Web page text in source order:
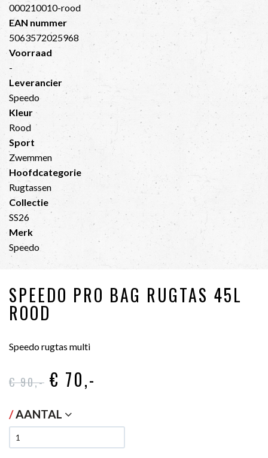
000210010-rood
EAN nummer
5063572025968
Voorraad
-
Leverancier
Speedo
Kleur
Rood
Sport
Zwemmen
Hoofdcategorie
Rugtassen
Collectie
SS26
Merk
Speedo
SPEEDO PRO BAG RUGTAS 45L
ROOD
Speedo rugtas multi
€ 90,- € 70,-
/AANTAL